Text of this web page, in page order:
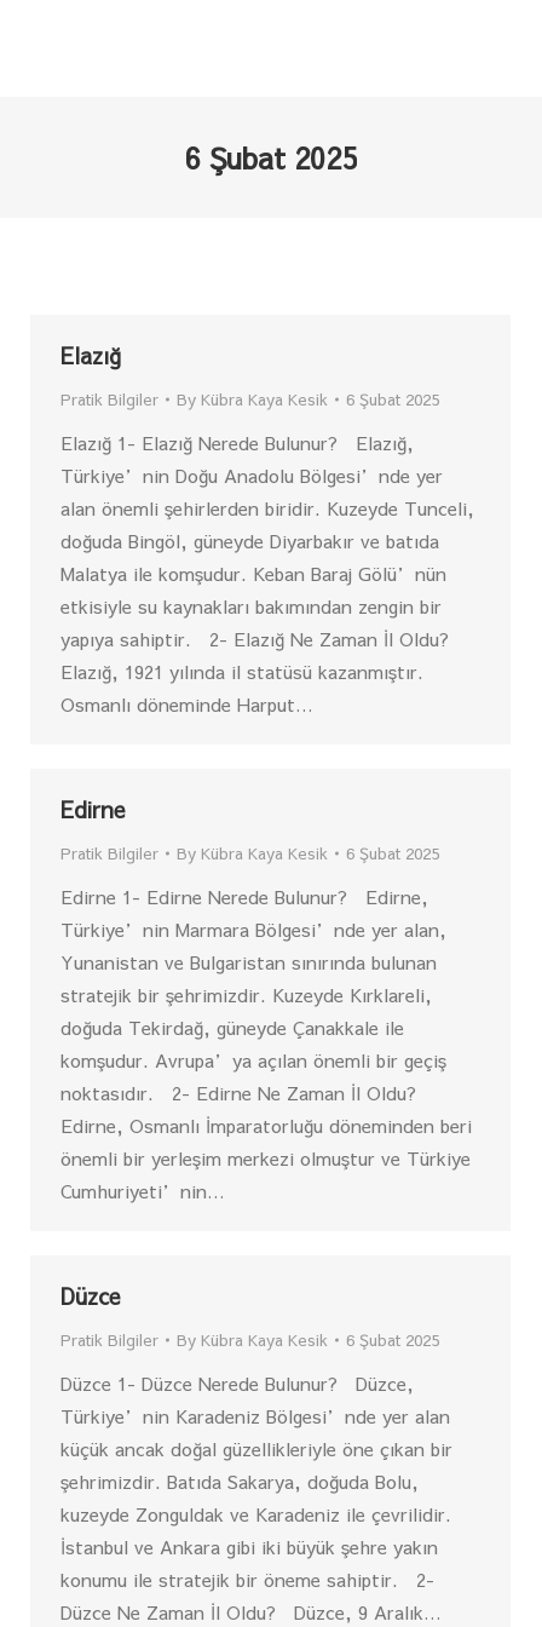
6 Şubat 2025
Elazığ
Pratik Bilgiler By Kübra Kaya Kesik 6 Şubat 2025
Elazığ 1- Elazığ Nerede Bulunur? Elazığ,
Türkiye’nin Doğu Anadolu Bölgesi’nde yer
alan önemli şehirlerden biridir. Kuzeyde Tunceli,
doğuda Bingöl, güneyde Diyarbakır ve batıda
Malatya ile komşudur. Keban Baraj Gölü’nün
etkisiyle su kaynakları bakımından zengin bir
yapıya sahiptir. 2- Elazığ Ne Zaman İl Oldu?
Elazığ, 1921 yılında il statüsü kazanmıştır.
Osmanlı döneminde Harput…
Edirne
Pratik Bilgiler By Kübra Kaya Kesik 6 Şubat 2025
Edirne 1- Edirne Nerede Bulunur? Edirne,
Türkiye’nin Marmara Bölgesi’nde yer alan,
Yunanistan ve Bulgaristan sınırında bulunan
stratejik bir şehrimizdir. Kuzeyde Kırklareli,
doğuda Tekirdağ, güneyde Çanakkale ile
komşudur. Avrupa’ya açılan önemli bir geçiş
noktasıdır. 2- Edirne Ne Zaman İl Oldu?
Edirne, Osmanlı İmparatorluğu döneminden beri
önemli bir yerleşim merkezi olmuştur ve Türkiye
Cumhuriyeti’nin…
Düzce
Pratik Bilgiler By Kübra Kaya Kesik 6 Şubat 2025
Düzce 1- Düzce Nerede Bulunur? Düzce,
Türkiye’nin Karadeniz Bölgesi’nde yer alan
küçük ancak doğal güzellikleriyle öne çıkan bir
şehrimizdir. Batıda Sakarya, doğuda Bolu,
kuzeyde Zonguldak ve Karadeniz ile çevrilidir.
İstanbul ve Ankara gibi iki büyük şehre yakın
konumu ile stratejik bir öneme sahiptir. 2-
Düzce Ne Zaman İl Oldu? Düzce, 9 Aralık…